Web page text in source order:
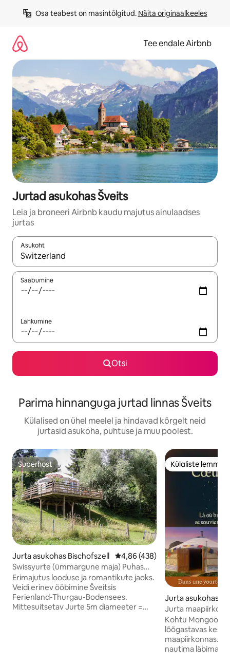
Osa teabest on masintõlgitud. Näita originaalkeeles
Tee endale Airbnb
Jurtad asukohas Šveits
Leia ja broneeri Airbnb kaudu majutus ainulaadses
jurtas
Asukoht
Kui tulemused on kuvatud, liigu ekraanil nooleklahvidega või
Saabumine
Lahkumine
Otsi
Parima hinnanguga jurtad linnas Šveits
Külalised on ühel meelel ja hindavad kõrgelt neid
jurtasid asukoha, puhtuse ja muu poolest.
Superhost
Superhost
Jurta asukohas Bischofszell Keskmine hinnang 4,86/5, 438
4,86 (438)
Swissyurte (ümmargune maja) Puhas
loodus Ideaalne 2 inimesele.
Erimajutus looduse ja romantikute jaoks.
Veidi erinev ööbimine Šveitsis
Ferienland-Thurgau-Bodensees.
Mittesuitsetav Jurte 5m diameeter =
Külaliste lemmik
Külaliste lemmik
Jurta asukohas
Jurta maapiirkond
Kohtu Mongoolia
lõõgastavas
maapiirkonnas.
nautima